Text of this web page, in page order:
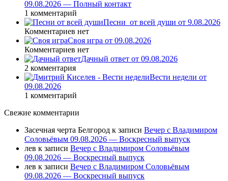
09.08.2026 — Полный контакт
1 комментарий
Песни_от всей души от 9.08.2026
Комментариев нет
Своя игра от 09.08.2026
Комментариев нет
Дачный ответ от 09.08.2026
2 комментария
Вести недели от
09.08.2026
1 комментарий
Свежие комментарии
Засечная черта Белгород к записи Вечер с Владимиром
Соловьёвым 09.08.2026 — Воскресный выпуск
лев к записи Вечер с Владимиром Соловьёвым
09.08.2026 — Воскресный выпуск
лев к записи Вечер с Владимиром Соловьёвым
09.08.2026 — Воскресный выпуск